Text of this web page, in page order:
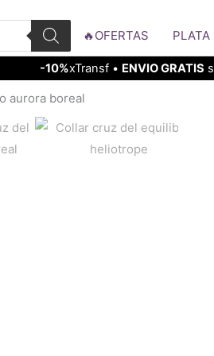
🔥OFERTAS PLATA
-10%xTransf • ENVIO GRATIS